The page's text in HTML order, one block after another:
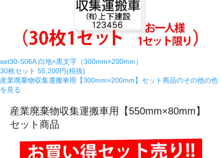
set30-S06A 白地×黒文字（300mm×200mm）
30枚セット 55,200円(税抜)
産業廃棄物収集運搬車用【300mm×200mm】セット商品のその他の色
を見る
産業廃棄物収集運搬車用【550mm×80mm】
セット商品